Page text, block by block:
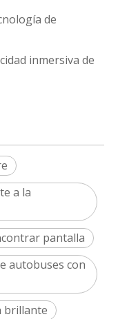
de
inmersiva de
a la
pantalla
autobuses con
brillante